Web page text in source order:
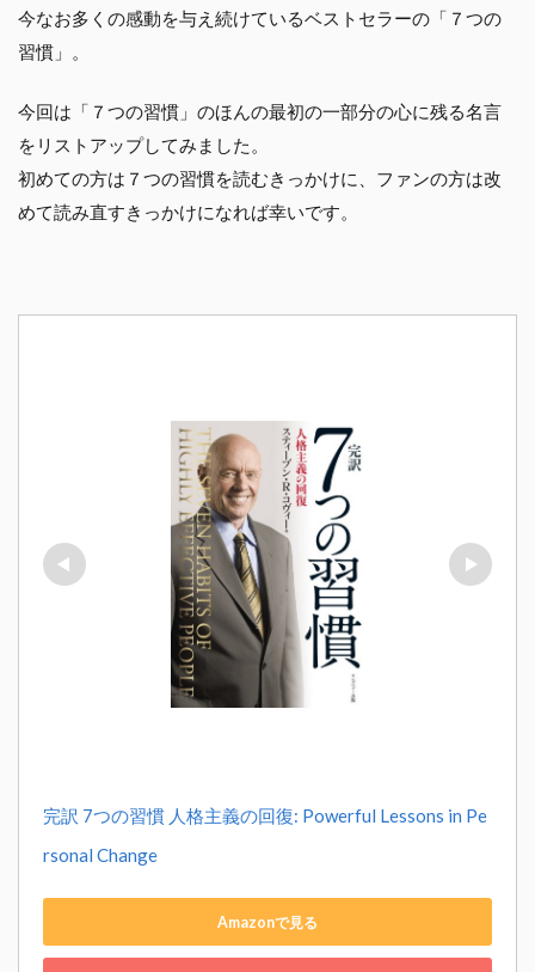
今なお多くの感動を与え続けているベストセラーの「７つの
習慣」。
今回は「７つの習慣」のほんの最初の一部分の心に残る名言
をリストアップしてみました。
初めての方は７つの習慣を読むきっかけに、ファンの方は改
めて読み直すきっかけになれば幸いです。
完訳 7つの習慣 人格主義の回復: Powerful Lessons in Pe
rsonal Change
Amazonで見る